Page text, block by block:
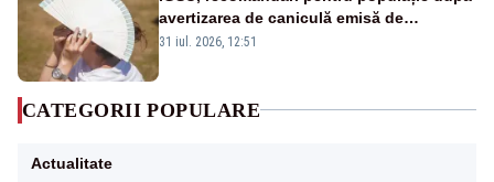
avertizarea de caniculă emisă de
meteorologi
31 iul. 2026, 12:51
CATEGORII POPULARE
Actualitate